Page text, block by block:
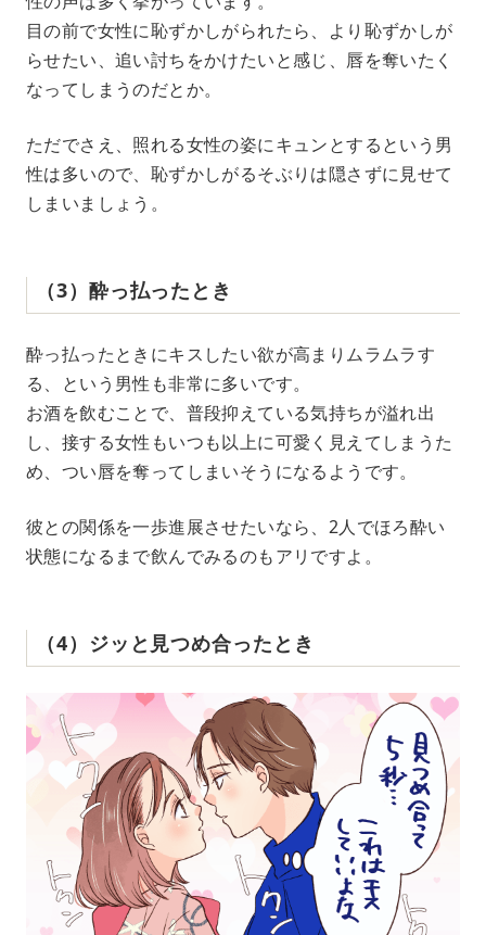
目の前で女性に恥ずかしがられたら、より恥ずかしが
らせたい、追い討ちをかけたいと感じ、唇を奪いたく
なってしまうのだとか。
ただでさえ、照れる女性の姿にキュンとするという男
性は多いので、恥ずかしがるそぶりは隠さずに見せて
しまいましょう。
（3）酔っ払ったとき
酔っ払ったときにキスしたい欲が高まりムラムラす
る、という男性も非常に多いです。
お酒を飲むことで、普段抑えている気持ちが溢れ出
し、接する女性もいつも以上に可愛く見えてしまうた
め、つい唇を奪ってしまいそうになるようです。
彼との関係を一歩進展させたいなら、2人でほろ酔い
状態になるまで飲んでみるのもアリですよ。
（4）ジッと見つめ合ったとき